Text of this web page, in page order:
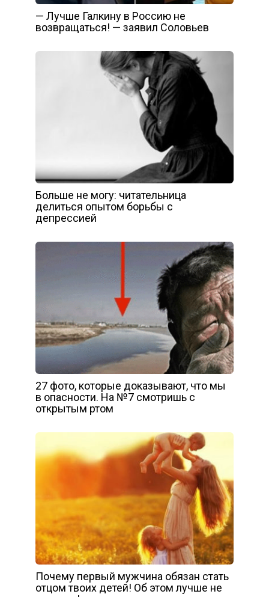
— Лучше Галкину в Россию не
возвращаться! — заявил Соловьев
Больше не могу: читательница
делиться опытом борьбы с
депрессией
27 фото, которые доказывают, что мы
в опасности. На №7 смотришь с
открытым ртом
Почему первый мужчина обязан стать
отцом твоих детей! Об этом лучше не